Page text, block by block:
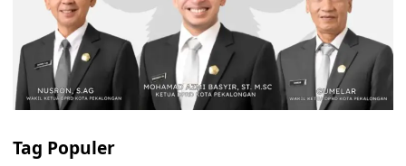
Tag Populer